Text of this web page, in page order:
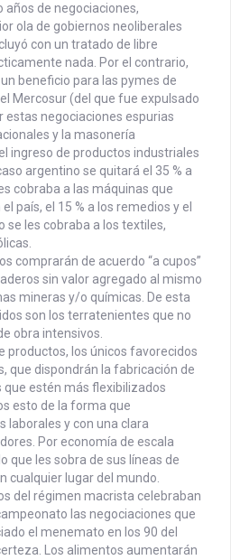
años de negociaciones,
ola de gobiernos neoliberales
con un tratado de libre
nada. Por el contrario,
beneficio para las pymes de
Mercosur (del que fue expulsado
negociaciones espurias
y la masonería
ingreso de productos industriales
argentino se quitará el 35 % a
cobraba a las máquinas que
país, el 15 % a los remedios y el
se les cobraba a los textiles,
comprarán de acuerdo “a cupos”
sin valor agregado al mismo
mineras y/o químicas. De esta
son los terratenientes que no
obra intensivos.
productos, los únicos favorecidos
que dispondrán la fabricación de
que estén más flexibilizados
esto de la forma que
laborales y con una clara
Por economía de escala
que les sobra de sus líneas de
cualquier lugar del mundo.
del régimen macrista celebraban
las negociaciones que
el menemato en los 90 del
Los alimentos aumentarán